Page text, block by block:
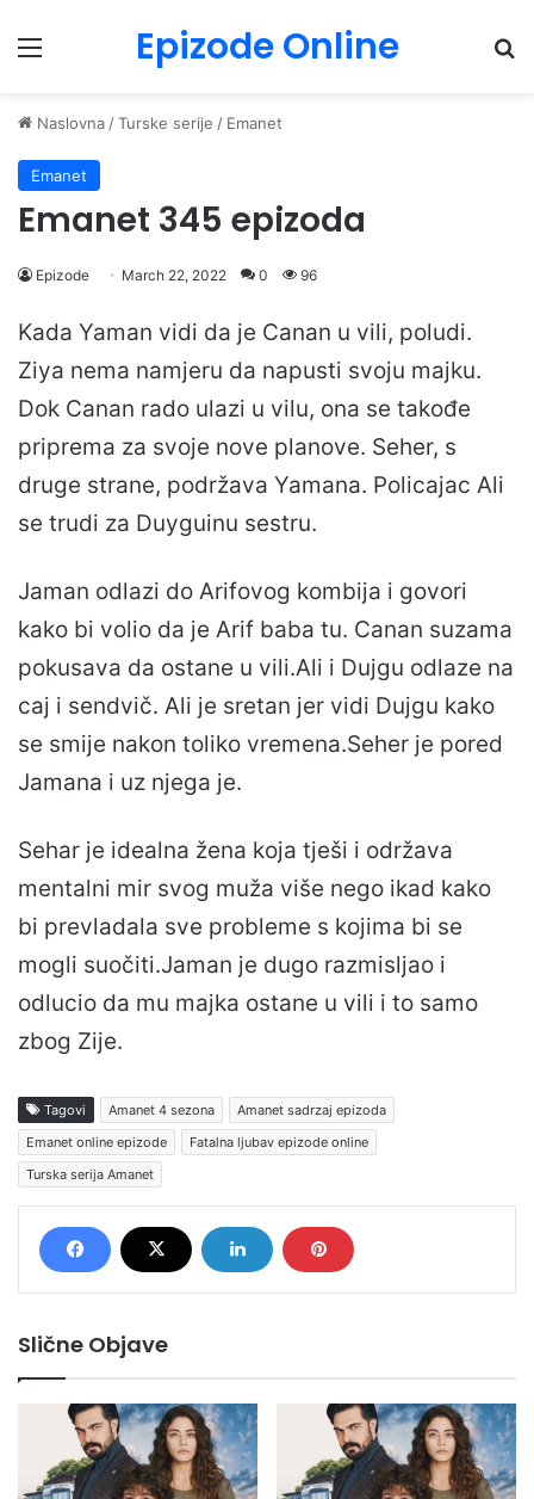
Menu Epizode Online
Naslovna /Turske serije / Emanet
Emanet
Emanet 345 epizoda
Epizode March 22, 2022 0 96
Kada Yaman vidi da je Canan u vili, poludi.
Ziya nema namjeru da napusti svoju majku.
Dok Canan rado ulazi u vilu, ona se takođe
priprema za svoje nove planove. Seher, s
druge strane, podržava Yamana. Policajac Ali
se trudi za Duyguinu sestru.
Jaman odlazi do Arifovog kombija i govori
kako bi volio da je Arif baba tu. Canan suzama
pokusava da ostane u vili.Ali i Dujgu odlaze na
caj i sendvič. Ali je sretan jer vidi Dujgu kako
se smije nakon toliko vremena.Seher je pored
Jamana i uz njega je.
Sehar je idealna žena koja tješi i održava
mentalni mir svog muža više nego ikad kako
bi prevladala sve probleme s kojima bi se
mogli suočiti.Jaman je dugo razmisljao i
odlucio da mu majka ostane u vili i to samo
zbog Zije.
Tagovi Amanet 4 sezona
Amanet sadrzaj epizoda
Emanet online epizode
Fatalna ljubav epizode online
Turska serija Amanet
Slične Objave